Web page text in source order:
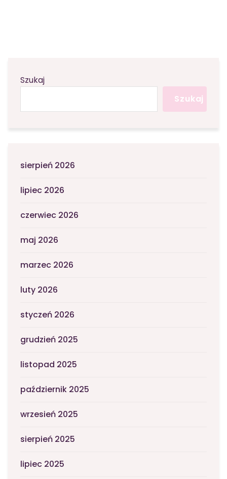
Szukaj
Szukaj
sierpień 2026
lipiec 2026
czerwiec 2026
maj 2026
marzec 2026
luty 2026
styczeń 2026
grudzień 2025
listopad 2025
październik 2025
wrzesień 2025
sierpień 2025
lipiec 2025